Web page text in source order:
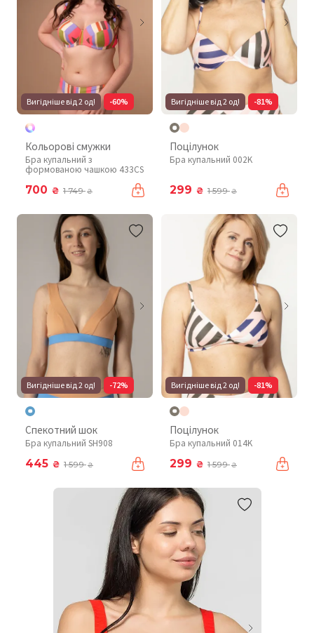
Вигідніше від 2 од! -60%
Кольорові смужки
Бра купальний з
формованою чашкою 433CS
700 ₴ 1 749₴
Вигідніше від 2 од! -81%
Поцілунок
Бра купальний 002K
299 ₴ 1 599₴
Вигідніше від 2 од! -72%
Спекотний шок
Бра купальний SH908
445 ₴ 1 599₴
Вигідніше від 2 од! -81%
Поцілунок
Бра купальний 014K
299 ₴ 1 599₴